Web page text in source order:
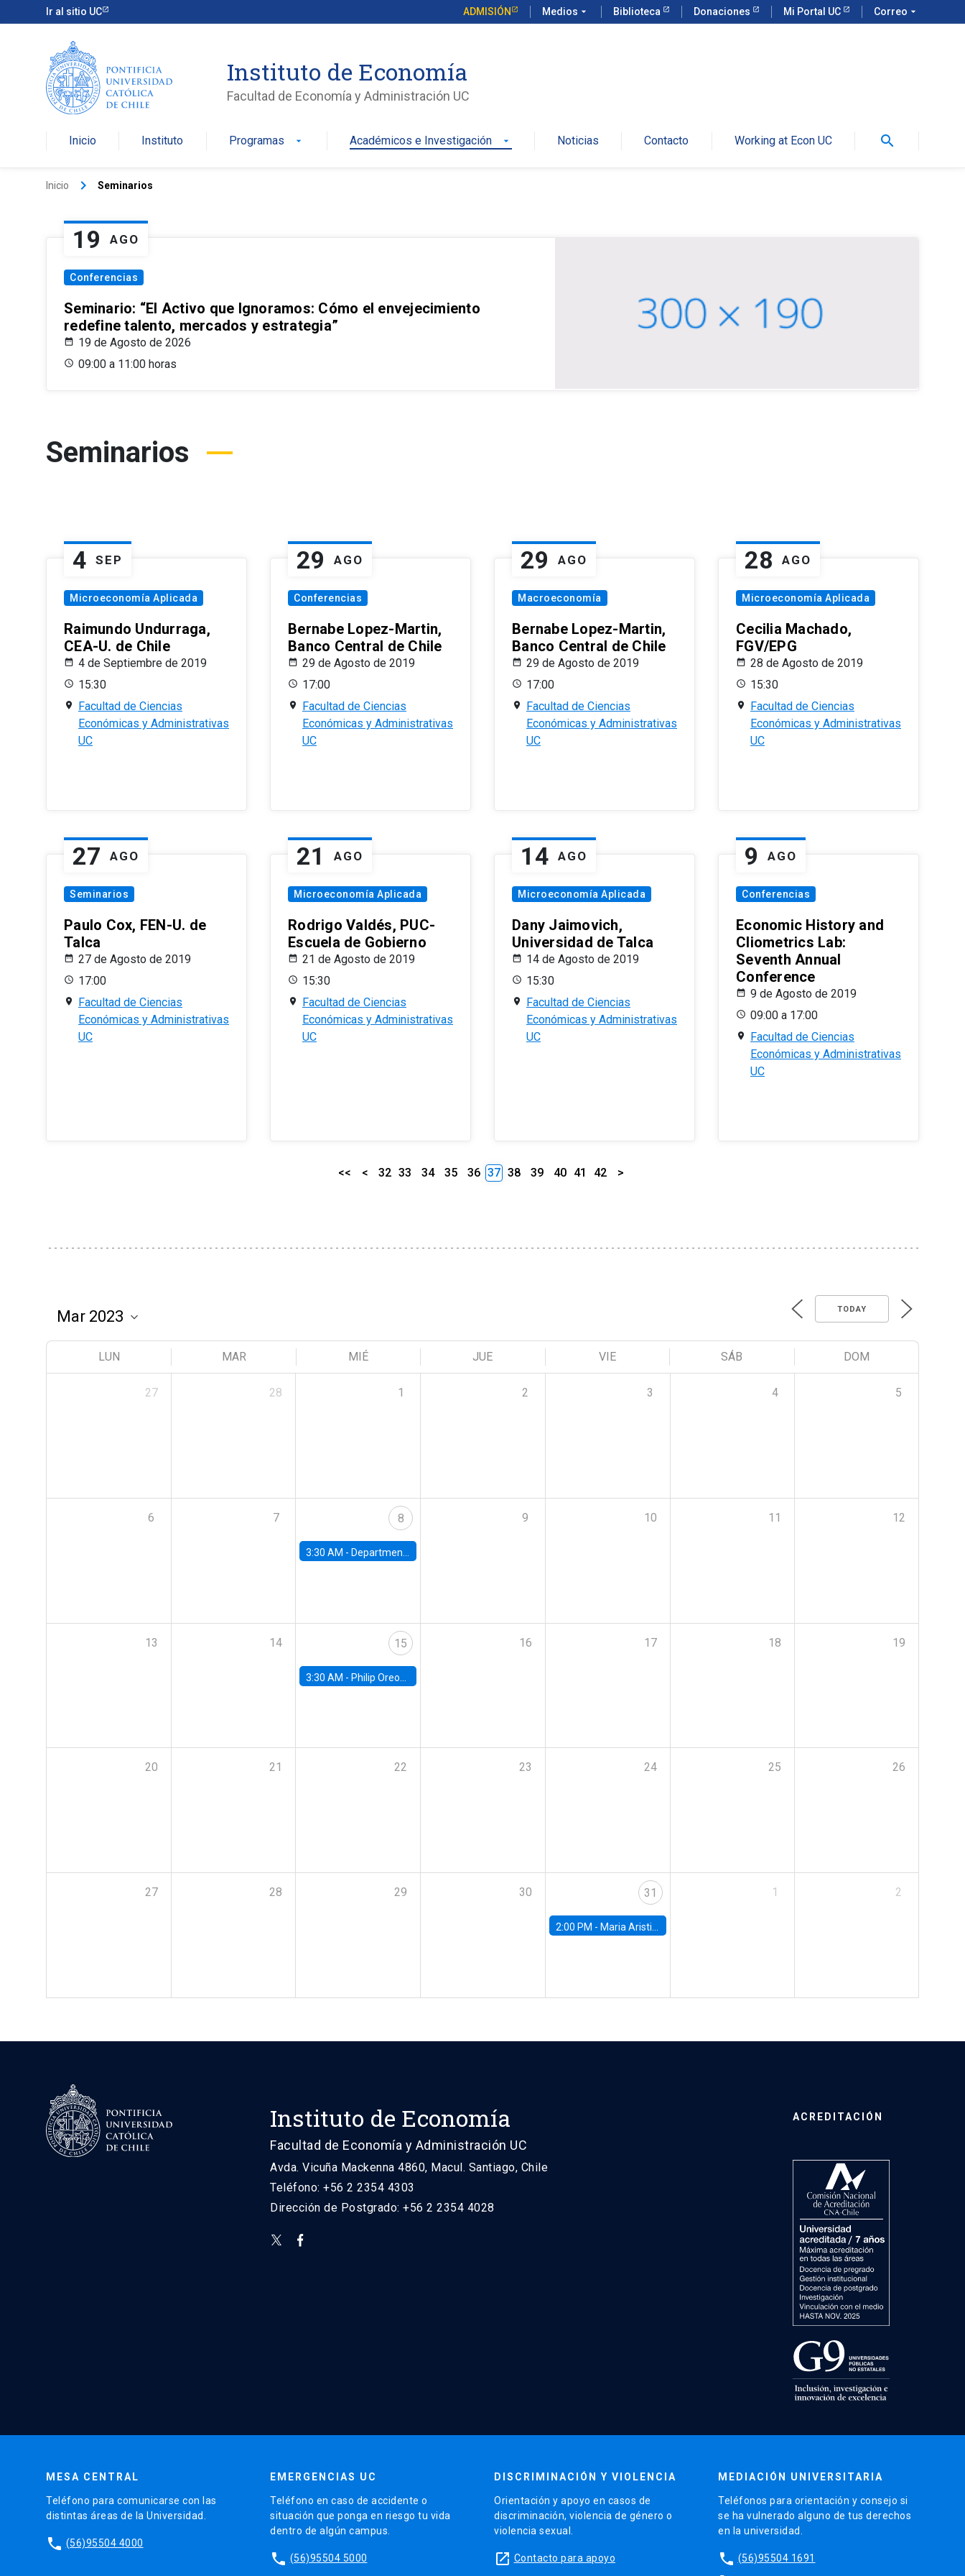
Ir al sitio UC ADMISIÓN Medios arrow_drop_down Biblioteca Donaciones Mi Portal UC Correo arrow_drop_down
Instituto de Economía
Facultad de Economía y Administración UC
Inicio Instituto Programas arrow_drop_down Académicos e Investigación arrow_drop_down Noticias Contacto Working at Econ UC search
Inicio keyboard_arrow_right Seminarios
19 AGO
Conferencias
Seminario: “El Activo que Ignoramos: Cómo el envejecimiento
redefine talento, mercados y estrategia”
19 de Agosto de 2026
09:00 a 11:00 horas
Seminarios
4 SEP
Microeconomía Aplicada
Raimundo Undurraga,
CEA-U. de Chile
4 de Septiembre de 2019
15:30
Facultad de Ciencias
Económicas y Administrativas
UC
29 AGO
Conferencias
Bernabe Lopez-Martin,
Banco Central de Chile
29 de Agosto de 2019
17:00
Facultad de Ciencias
Económicas y Administrativas
UC
29 AGO
Macroeconomía
Bernabe Lopez-Martin,
Banco Central de Chile
29 de Agosto de 2019
17:00
Facultad de Ciencias
Económicas y Administrativas
UC
28 AGO
Microeconomía Aplicada
Cecilia Machado,
FGV/EPG
28 de Agosto de 2019
15:30
Facultad de Ciencias
Económicas y Administrativas
UC
27 AGO
Seminarios
Paulo Cox, FEN-U. de
Talca
27 de Agosto de 2019
17:00
Facultad de Ciencias
Económicas y Administrativas
UC
21 AGO
Microeconomía Aplicada
Rodrigo Valdés, PUC-
Escuela de Gobierno
21 de Agosto de 2019
15:30
Facultad de Ciencias
Económicas y Administrativas
UC
14 AGO
Microeconomía Aplicada
Dany Jaimovich,
Universidad de Talca
14 de Agosto de 2019
15:30
Facultad de Ciencias
Económicas y Administrativas
UC
9 AGO
Conferencias
Economic History and
Cliometrics Lab:
Seventh Annual
Conference
9 de Agosto de 2019
09:00 a 17:00
Facultad de Ciencias
Económicas y Administrativas
UC
<< < 32 33 34 35 36 37 38 39 40 41 42 >
TODAY
LUN MAR MIÉ JUE VIE SÁB DOM
27 28 1 2 3 4 5
6 7 8
3:30 AM - Department Seminar: James Robinson
9 10 11 12
13 14 15
3:30 AM - Philip Oreopolous, University of Toronto
16 17 18 19
20 21 22 23 24 25 26
27 28 29 30 31
2:00 PM - Maria Aristizabal-Ramirez, FED Board
1 2
Instituto de Economía
Facultad de Economía y Administración UC
Avda. Vicuña Mackenna 4860, Macul. Santiago, Chile
Teléfono: +56 2 2354 4303
Dirección de Postgrado: +56 2 2354 4028
ACREDITACIÓN
MESA CENTRAL
Teléfono para comunicarse con las
distintas áreas de la Universidad.
phone (56)95504 4000
EMERGENCIAS UC
Teléfono en caso de accidente o
situación que ponga en riesgo tu vida
dentro de algún campus.
phone (56)95504 5000
DISCRIMINACIÓN Y VIOLENCIA
Orientación y apoyo en casos de
discriminación, violencia de género o
violencia sexual.
launch Contacto para apoyo
MEDIACIÓN UNIVERSITARIA
Teléfonos para orientación y consejo si
se ha vulnerado alguno de tus derechos
en la universidad.
phone (56)95504 1691